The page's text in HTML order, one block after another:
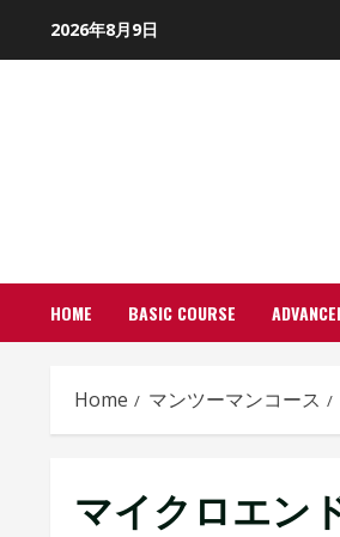
2026年8月9日
HOME BASIC COURSE
Home マンツーマンコース
マイクロエン